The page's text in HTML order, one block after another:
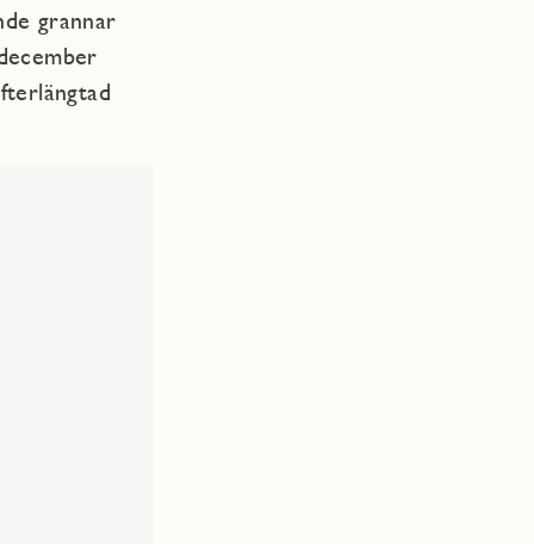
grannar